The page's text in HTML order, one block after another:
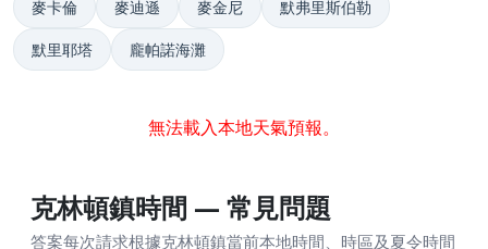
麥卡倫 麥迪遜 麥金尼 默弗里斯伯勒
默里耶塔 龐帕諾海灘
無法載入本地天氣預報。
克林頓鎮時間 — 常見問題
答案每次請求根據克林頓鎮當前本地時間、時區及夏令時間